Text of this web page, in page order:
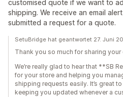
customised quote if we want to
shipping. We receive an email
submitted a request for a quote.
SetuBridge hat geantwortet 27. Juni
Thank you so much for sharing your
We’re really glad to hear that **SB
for your store and helping you
shipping requests easily. It’s great
keeping you updated whenever a